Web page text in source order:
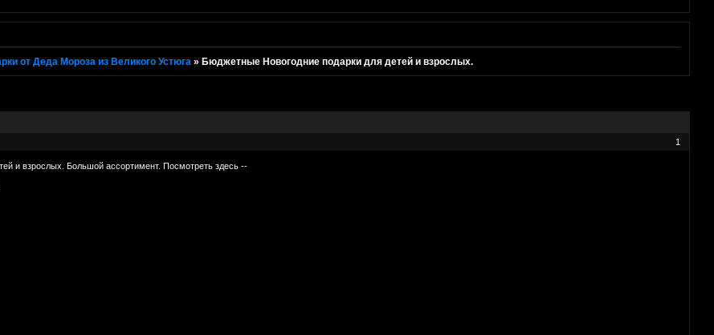
от Деда Мороза из Великого Устюга » Бюджетные Новогодние подарки для детей и взрослых.
1
и взрослых. Большой ассортимент. Посмотреть здесь --